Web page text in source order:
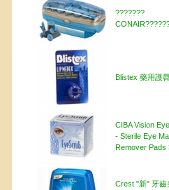
???????
Blistex 藥用護
CIBA Vision
- Sterile Eye
Remover Pads
Crest "新" 牙齒